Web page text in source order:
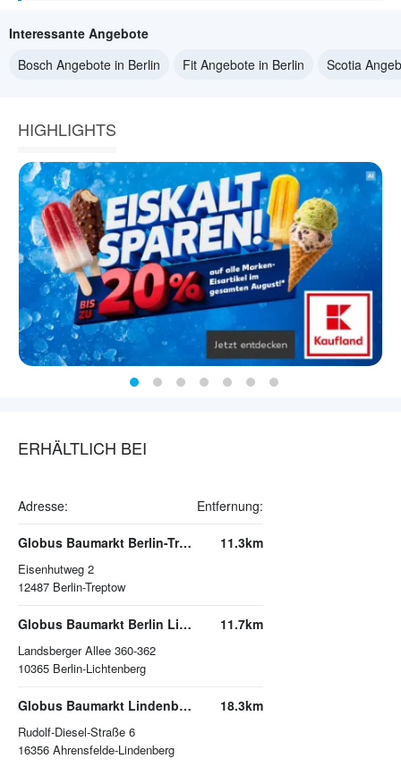
Interessante Angebote
Bosch Angebote in Berlin
Fit Angebote in Berlin Scotia
HIGHLIGHTS
ERHÄLTLICH BEI
Adresse: Entfernung:
Globus Baumarkt Berlin-Treptow
Eisenhutweg 2
12487 Berlin-Treptow
11.3km
Globus Baumarkt Berlin Lichtenberg
Landsberger Allee 360-362
10365 Berlin-Lichtenberg
11.7km
Globus Baumarkt Lindenberg
Rudolf-Diesel-Straße 6
16356 Ahrensfelde-Lindenberg
18.3km